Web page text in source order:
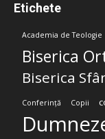
Etichete
Academia de Teologie
Biserica
Biserica
Conferință Copii